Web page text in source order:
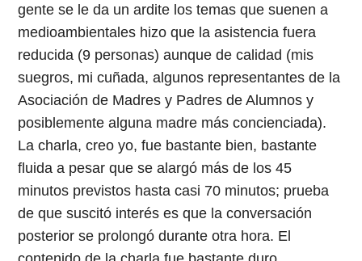
gente se le da un ardite los temas que suenen a
medioambientales hizo que la asistencia fuera
reducida (9 personas) aunque de calidad (mis
suegros, mi cuñada, algunos representantes de la
Asociación de Madres y Padres de Alumnos y
posiblemente alguna madre más concienciada).
La charla, creo yo, fue bastante bien, bastante
fluida a pesar que se alargó más de los 45
minutos previstos hasta casi 70 minutos; prueba
de que suscitó interés es que la conversación
posterior se prolongó durante otra hora. El